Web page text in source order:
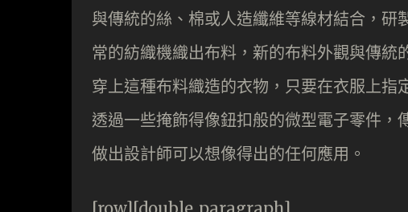
與傳統的絲、棉或人造纖維等線材結合，
常的紡織機織出布料，新的布料外觀與傳統
穿上這種布料織造的衣物，只要在衣服上
透過一些掩飾得像鈕扣般的微型電子零件，
做出設計師可以想像得出的任何應用。